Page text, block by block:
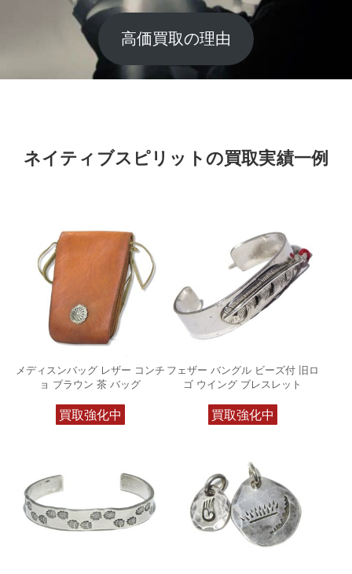
高価買取の理由
ネイティブスピリットの買取実績一例
メディスンバッグ レザー コンチ
ョ ブラウン 茶 バッグ
買取強化中
フェザー バングル ビーズ付 旧ロ
ゴ ウイング ブレスレット
買取強化中